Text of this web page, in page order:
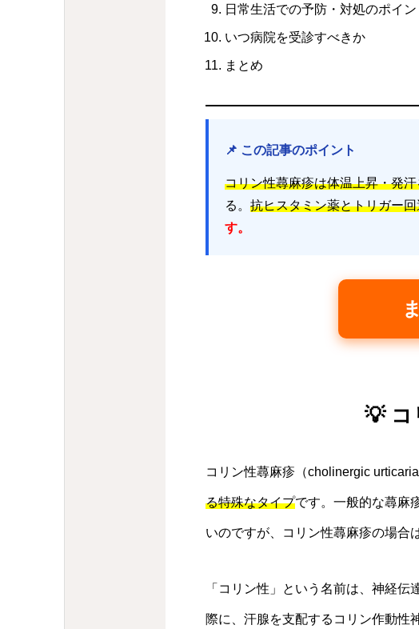
日常生活での予防・対処のポイン
いつ病院を受診すべきか
まとめ
📌 この記事のポイント
コリン性蕁麻疹は体温上昇・発
る。 抗ヒスタミン薬とトリガー
す。
💡 コ
コリン性蕁麻疹（cholinergic
る特殊なタイプです。一般的な蕁麻
いのですが、コリン性蕁麻疹の場合
「コリン性」という名前は、神経伝
際に、汗腺を支配するコリン作動性